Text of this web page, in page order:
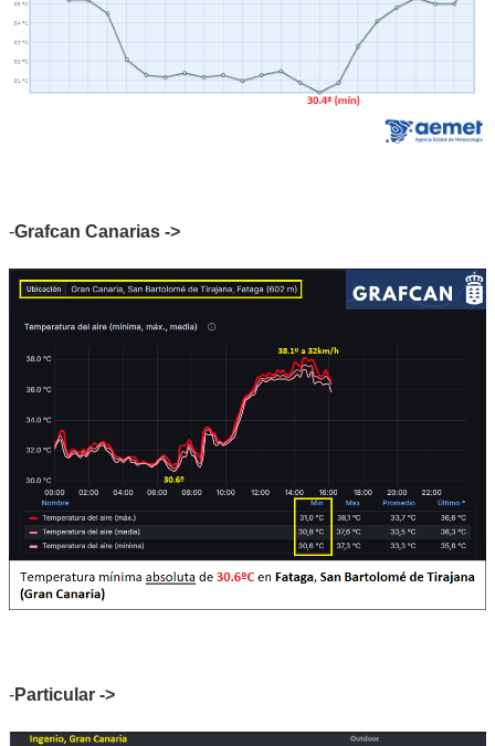
-Grafcan Canarias ->
-Particular ->